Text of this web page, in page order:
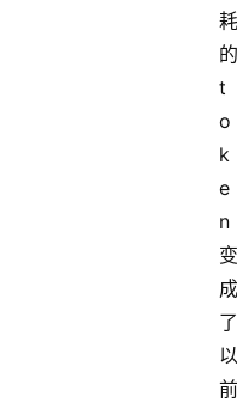
耗
的
t
o
k
e
n
变
成
了
以
前